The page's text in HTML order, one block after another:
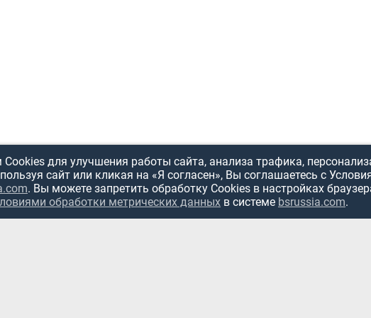
для улучшения работы сайта, анализа трафика,
сайт или кликая на «Я согласен», Вы соглашаетесь с
. Вы можете запретить обработку Cookies в настройках
обработки метрических данных в системе bsrussia.com.